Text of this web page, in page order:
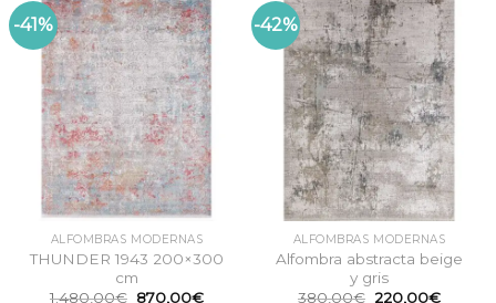
-41%
ALFOMBRAS MODERNAS
THUNDER 1943 200×300
cm
1.480,00€ El
870,00€El
-42%
ALFOMBRAS MODERNAS
Alfombra abstracta beige
y gris
380,00€ El
220,00€El